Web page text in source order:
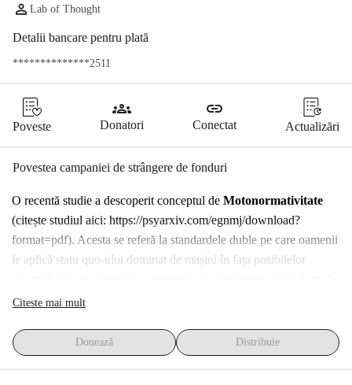
Lab of Thought
Detalii bancare pentru plată
**************2511
Poveste
groups
Donatori
link
Conectat Actualizări
Povestea campaniei de strângere de fonduri
O recentă studie a descoperit conceptul de Motonormativitate
(citește studiul aici: https://psyarxiv.com/egnmj/download?
format=pdf). Acesta se referă la standardele duble pe care oamenii
le aplică statu quo-ului dominat de mașini în fața posibilelor
sunt de acord cu anumite afirmații. Jumătate dintre persoane, alese
pentru
un șofer de livrări
să încalce câteva reguli de sănătate și
siguranță pentru a-și menține afacerea profitabilă') și jumătate
Citeste mai mult
Donează Distribuie